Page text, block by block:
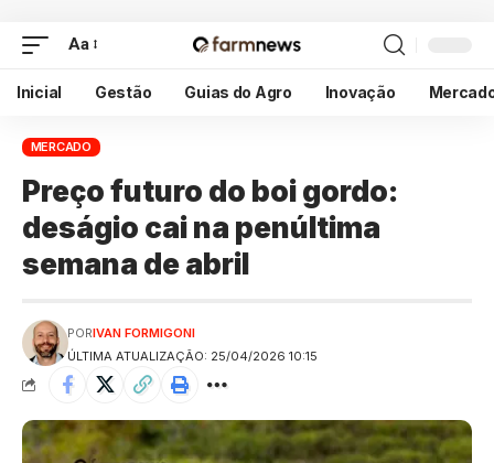
Aa
Inicial Gestão Guias do Agro Inovação
MERCADO
Preço futuro do boi gordo:
deságio cai na penúltima
semana de abril
ÚLTIMA ATUALIZAÇÃO: 25/04/2026 10:15
PORIVAN FORMIGONI